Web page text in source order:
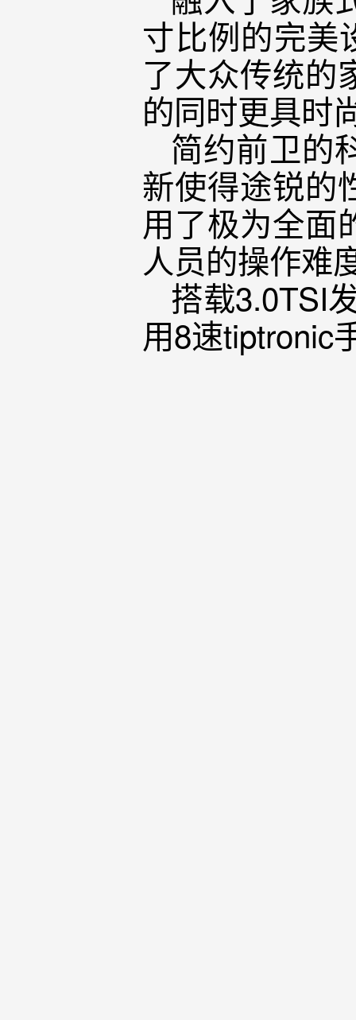
寸比例的完美
了大众传统的
的同时更具时
简约前卫的
新使得途锐的
用了极为全面
人员的操作难
搭载3.0TSI
用8速tiptronic